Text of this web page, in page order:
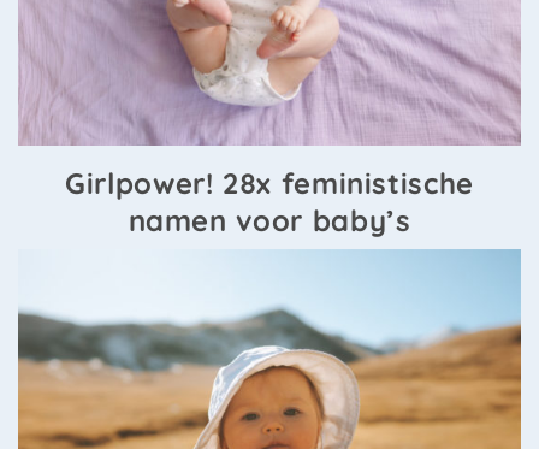
Girlpower! 28x feministische
namen voor baby’s